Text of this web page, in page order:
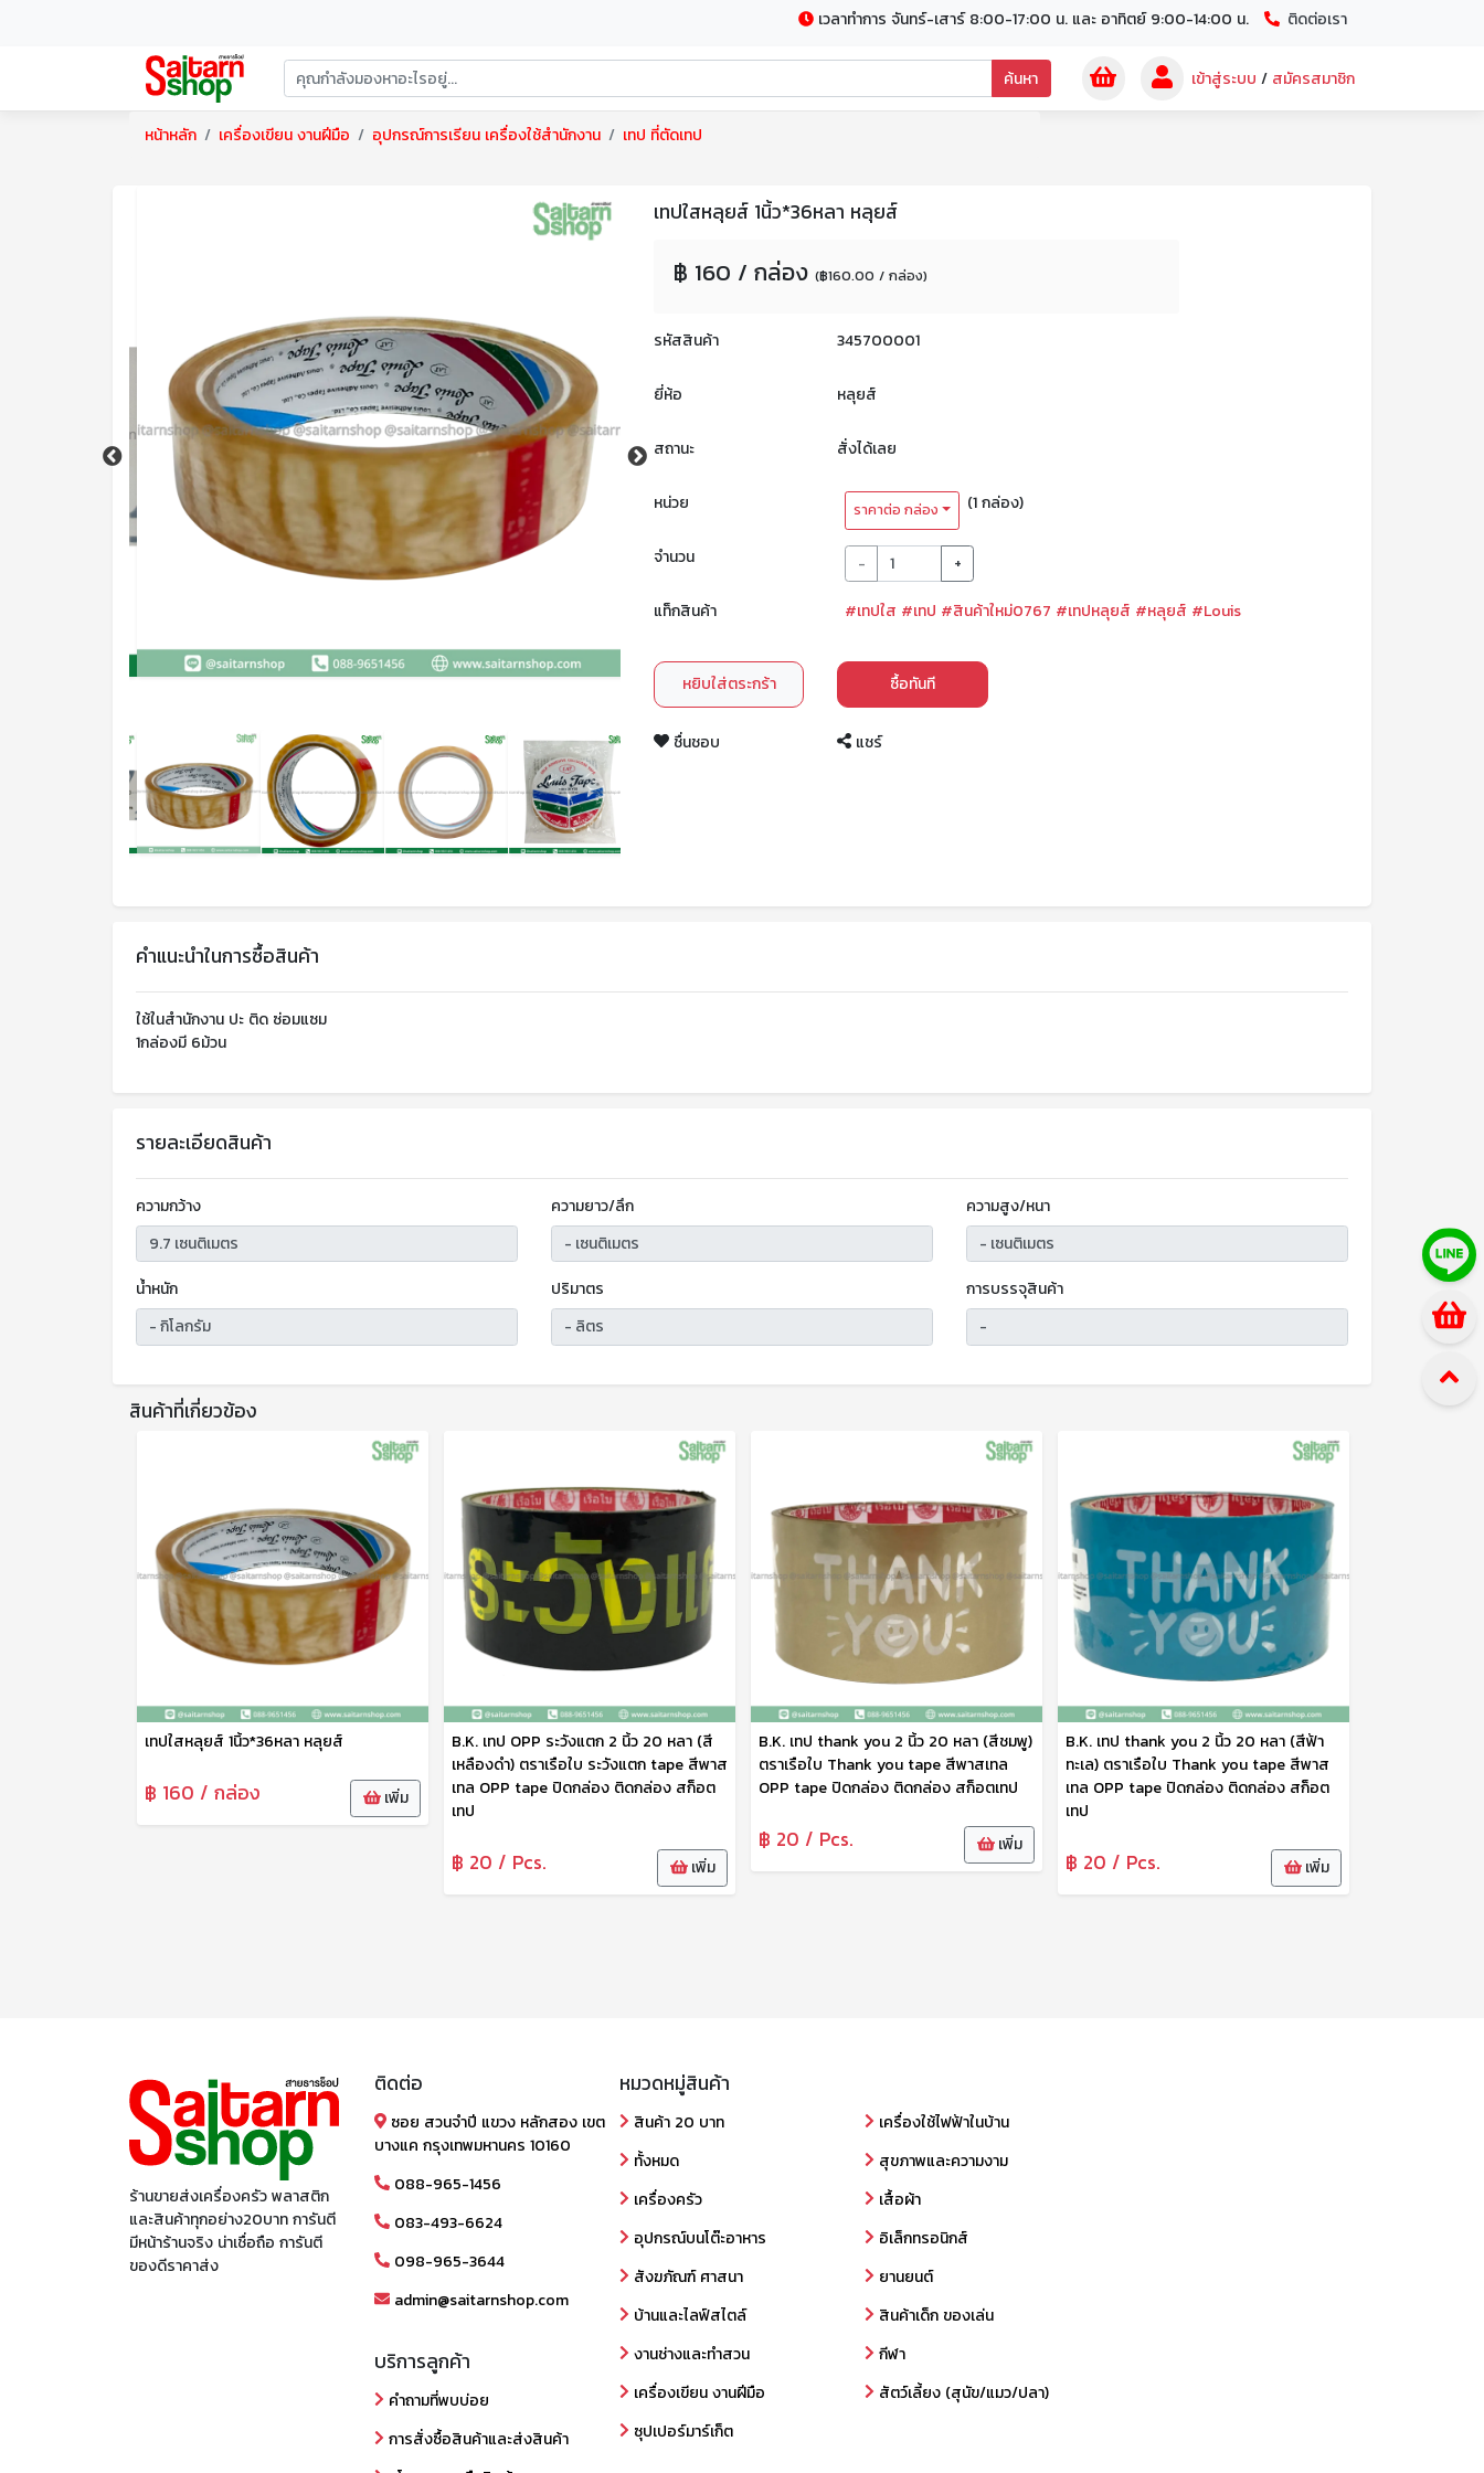
เวลาทำการ จันทร์-เสาร์ 8:00-17:00 น. และ อาทิตย์ 9:00-14:00 น. ติดต่อเรา
ค้นหา เข้าสู่ระบบ / สมัครสมาชิก
หน้าหลัก เครื่องเขียน งานฝีมือ อุปกรณ์การเรียน เครื่องใช้สำนักงาน เทป ที่ตัดเทป
เทปใสหลุยส์ 1นิ้ว*36หลา หลุยส์
฿ 160 / กล่อง (฿160.00 / กล่อง)
รหัสสินค้า 345700001
ยี่ห้อ หลุยส์
สถานะ สั่งได้เลย
หน่วย ราคาต่อ กล่อง (1 กล่อง)
จำนวน - +
แท็กสินค้า #เทปใส #เทป #สินค้าใหม่0767 #เทปหลุยส์ #หลุยส์ #Louis
หยิบใส่ตระกร้า ซื้อทันที
ชื่นชอบ แชร์
คำแนะนำในการซื้อสินค้า
ใช้ในสำนักงาน ปะ ติด ซ่อมแซม
1กล่องมี 6ม้วน
รายละเอียดสินค้า
ความกว้าง ความยาว/ลึก ความสูง/หนา
น้ำหนัก ปริมาตร การบรรจุสินค้า
สินค้าที่เกี่ยวข้อง
เทปใสหลุยส์ 1นิ้ว*36หลา หลุยส์
฿ 160 / กล่อง เพิ่ม
B.K. เทป OPP ระวังแตก 2 นิ้ว 20 หลา (สี
เหลืองดำ) ตราเรือใบ ระวังแตก tape สีพาส
เทล OPP tape ปิดกล่อง ติดกล่อง สก็อต
เทป
฿ 20 / Pcs. เพิ่ม
B.K. เทป thank you 2 นิ้ว 20 หลา (สีชมพู)
ตราเรือใบ Thank you tape สีพาสเทล
OPP tape ปิดกล่อง ติดกล่อง สก็อตเทป
฿ 20 / Pcs. เพิ่ม
B.K. เทป thank you 2 นิ้ว 20 หลา (สีฟ้า
ทะเล) ตราเรือใบ Thank you tape สีพาส
เทล OPP tape ปิดกล่อง ติดกล่อง สก็อต
เทป
฿ 20 / Pcs. เพิ่ม
ร้านขายส่งเครื่องครัว พลาสติก
และสินค้าทุกอย่าง20บาท การันตี
มีหน้าร้านจริง น่าเชื่อถือ การันตี
ของดีราคาส่ง
ติดต่อ
ซอย สวนจำปี แขวง หลักสอง เขต
บางแค กรุงเทพมหานคร 10160
088-965-1456
083-493-6624
098-965-3644
admin@saitarnshop.com
บริการลูกค้า
คำถามที่พบบ่อย
การสั่งซื้อสินค้าและส่งสินค้า
หมวดหมู่สินค้า
สินค้า 20 บาท
ทั้งหมด
เครื่องครัว
อุปกรณ์บนโต๊ะอาหาร
สังฆภัณฑ์ ศาสนา
บ้านและไลฟ์สไตล์
งานช่างและทำสวน
เครื่องเขียน งานฝีมือ
ซุปเปอร์มาร์เก็ต
เครื่องใช้ไฟฟ้าในบ้าน
สุขภาพและความงาม
เสื้อผ้า
อิเล็กทรอนิกส์
ยานยนต์
สินค้าเด็ก ของเล่น
กีฬา
สัตว์เลี้ยง (สุนัข/แมว/ปลา)